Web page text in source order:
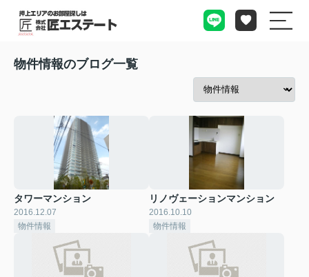
物件情報のブログ一覧
タワーマンション
2016.12.07
物件情報
リノヴェーションマンション
2016.10.10
物件情報